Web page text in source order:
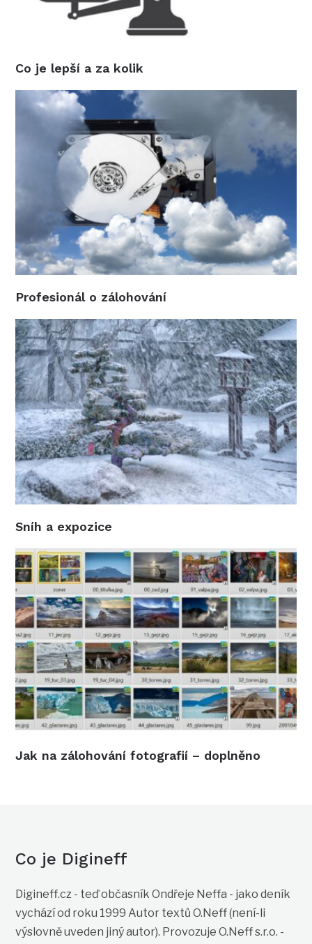
Co je lepší a za kolik
Profesionál o zálohování
Sníh a expozice
Jak na zálohování fotografií – doplněno
Co je Digineff
Digineff.cz - teď občasník Ondřeje Neffa - jako deník
vychází od roku 1999 Autor textů O.Neff (není-li
výslovně uveden jiný autor). Provozuje O.Neff s.r.o. -